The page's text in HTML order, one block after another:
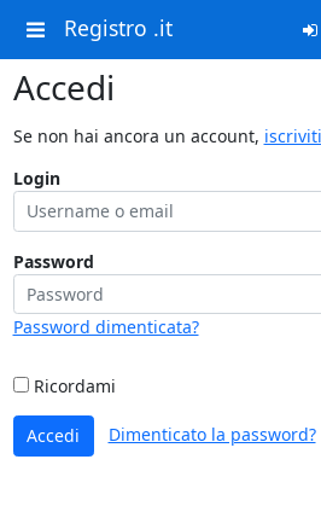
Registro .it
Accedi
Se non hai ancora un account, iscriviti
Login
Password
Password dimenticata?
Ricordami
Accedi Dimenticato la password?